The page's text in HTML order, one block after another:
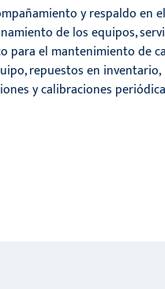
y respaldo en el
de los equipos,
para el mantenimiento de
repuestos en inventario,
y calibraciones